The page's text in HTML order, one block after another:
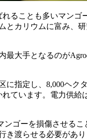
ることも多いマンゴ
とカリウムに富み、
大手となるのが
指定し、8,000ヘク
ています。電力供
ゴーを損傷させる
渡らせる必要があ